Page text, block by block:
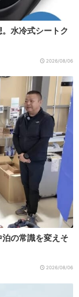
水冷式シートク
2026/08/06
の常識を変えそ
2026/08/06